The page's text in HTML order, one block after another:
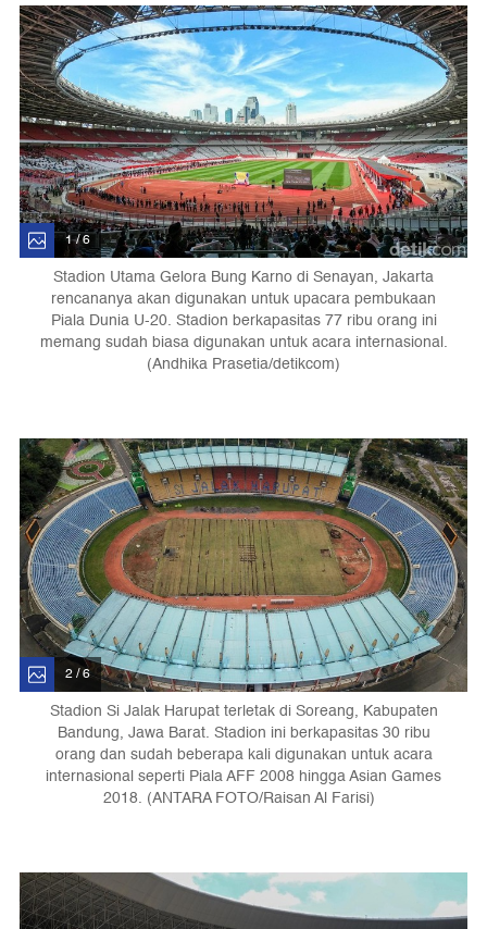
1 / 6
Stadion Utama Gelora Bung Karno di Senayan, Jakarta
rencananya akan digunakan untuk upacara pembukaan
Piala Dunia U-20. Stadion berkapasitas 77 ribu orang ini
memang sudah biasa digunakan untuk acara internasional.
(Andhika Prasetia/detikcom)
2 / 6
Stadion Si Jalak Harupat terletak di Soreang, Kabupaten
Bandung, Jawa Barat. Stadion ini berkapasitas 30 ribu
orang dan sudah beberapa kali digunakan untuk acara
internasional seperti Piala AFF 2008 hingga Asian Games
2018. (ANTARA FOTO/Raisan Al Farisi)